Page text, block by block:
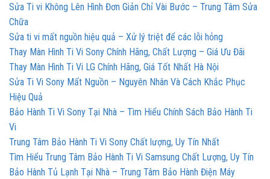
Sửa Ti vi Không Lên Hình Đơn Giản Chỉ Vài Bước – Trung Tâm Sửa
Chữa
Sửa ti vi mất nguồn hiệu quả – Xử lý triệt để các lỗi hỏng
Thay Màn Hình Ti Vi Sony Chính Hãng, Chất Lượng – Giá Ưu Đãi
Thay Màn Hình Ti Vi LG Chính Hãng, Giá Tốt Nhất Hà Nội
Sửa Ti Vi Sony Mất Nguồn – Nguyên Nhân Và Cách Khắc Phục
Hiệu Quả
Bảo Hành Ti Vi Sony Tại Nhà – Tìm Hiểu Chính Sách Bảo Hành Ti
Vi
Trung Tâm Bảo Hành Ti Vi Sony Chất lượng, Uy Tín Nhất
Tìm Hiểu Trung Tâm Bảo Hành Ti Vi Samsung Chất Lượng, Uy Tín
Bảo Hành Tủ Lạnh Tại Nhà – Trung Tâm Bảo Hành Điện Máy